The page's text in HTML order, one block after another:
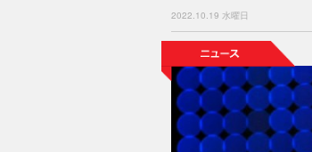
2022.10.19 水曜日